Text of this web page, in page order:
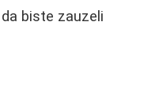
biste zauzeli